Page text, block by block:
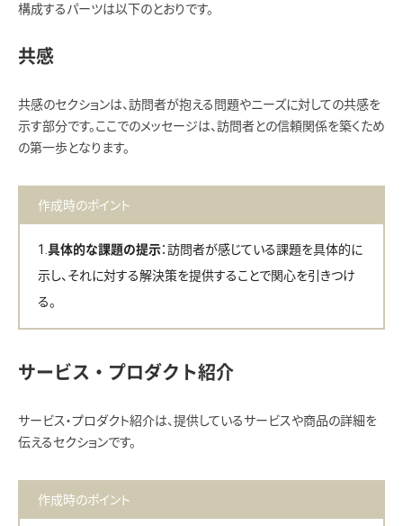
構成するパーツは以下のとおりです。
共感
共感のセクションは、訪問者が抱える問題やニーズに対しての共感を
示す部分です。ここでのメッセージは、訪問者との信頼関係を築くため
の第一歩となります。
作成時のポイント
具体的な課題の提示：訪問者が感じている課題を具体的に
示し、それに対する解決策を提供することで関心を引きつけ
る。
サービス・プロダクト紹介
サービス・プロダクト紹介は、提供しているサービスや商品の詳細を
伝えるセクションです。
作成時のポイント